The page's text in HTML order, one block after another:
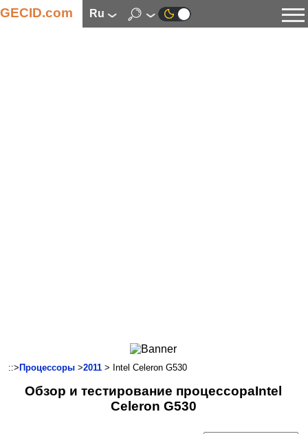
GECID.com ru
Смартфоны
Коммуникации
Автоэлектроника
::> Процессоры >2011 > Intel Celeron G530
Обзор и тестирование процессораIntel
Celeron G530